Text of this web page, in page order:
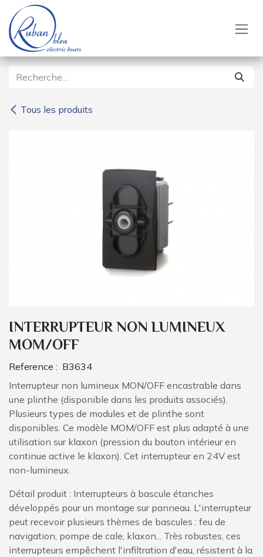
Se rendre au contenu
Tous les produits
INTERRUPTEUR NON LUMINEUX
MOM/OFF
Reference : B3634
Interrupteur non lumineux MON/OFF encastrable dans
une plinthe (disponible dans les produits associés).
Plusieurs types de modules et de plinthe sont
disponibles. Ce modèle MOM/OFF est plus adapté à une
utilisation sur klaxon (pression du bouton intérieur en
continue active le klaxon). Cet interrupteur en 24V est
non-lumineux.
Détail produit : Interrupteurs à bascule étanches
développés pour un montage sur panneau. L'interrupteur
peut recevoir plusieurs thèmes de bascules : feu de
navigation, pompe de cale, klaxon... Très robustes, ces
interrupteurs empêchent l'infiltration d'eau, résistent à la